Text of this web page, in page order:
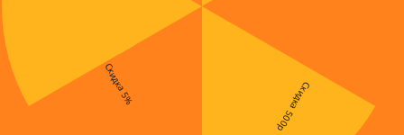
Скидка 5% Скидка 500р